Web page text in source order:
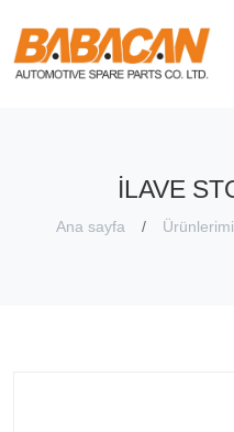
İLAVE
Ana sayfa